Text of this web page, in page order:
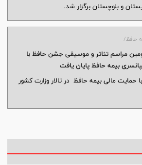
و بلوچستان برگزار شد.
حافظ/
مراسم تئاتر ‌‌و موسیقی جشن حافظ با
بیمه حافظ پایان یافت
ماه با حمایت مالی بیمه حافظ در تالار وزارت کشور